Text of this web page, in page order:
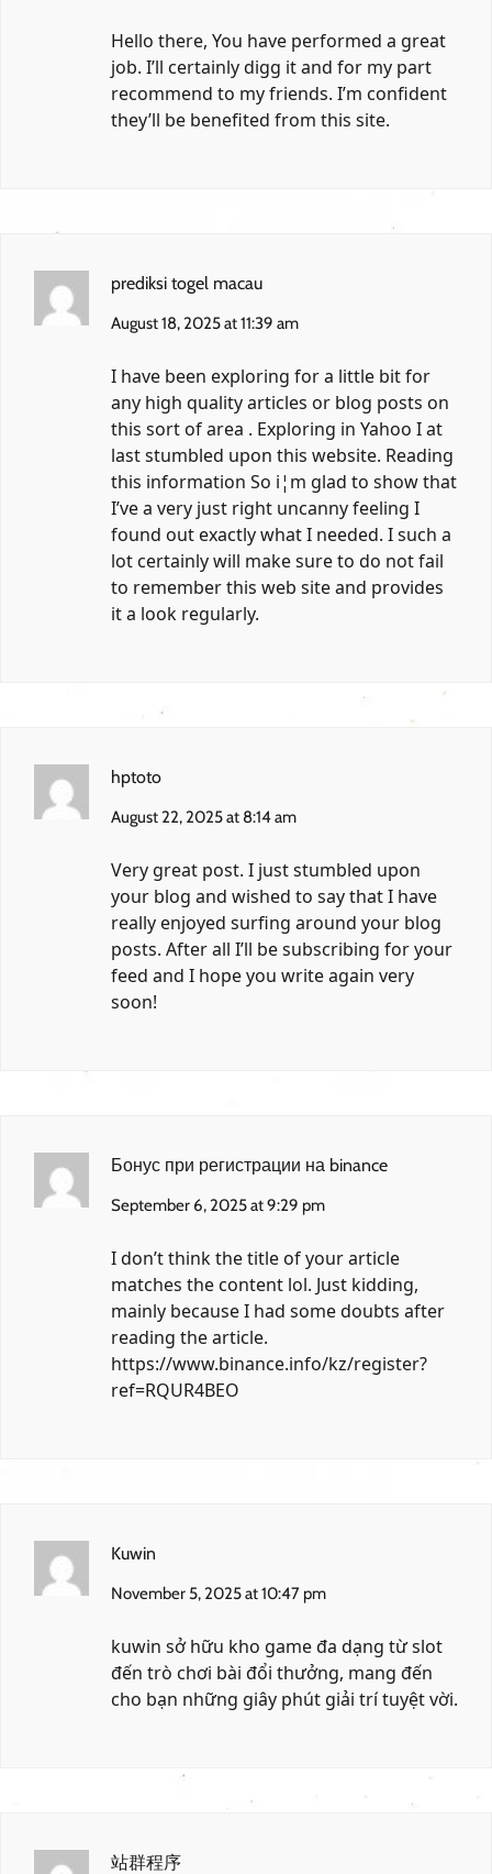
Hello there, You have performed a great
job. I’ll certainly digg it and for my part
recommend to my friends. I’m confident
they’ll be benefited from this site.
prediksi togel macau
August 18, 2025 at 11:39 am
I have been exploring for a little bit for
any high quality articles or blog posts on
this sort of area . Exploring in Yahoo I at
last stumbled upon this website. Reading
this information So i¦m glad to show that
I’ve a very just right uncanny feeling I
found out exactly what I needed. I such a
lot certainly will make sure to do not fail
to remember this web site and provides
it a look regularly.
hptoto
August 22, 2025 at 8:14 am
Very great post. I just stumbled upon
your blog and wished to say that I have
really enjoyed surfing around your blog
posts. After all I’ll be subscribing for your
feed and I hope you write again very
soon!
Бонус при регистрации на binance
September 6, 2025 at 9:29 pm
I don’t think the title of your article
matches the content lol. Just kidding,
mainly because I had some doubts after
reading the article.
https://www.binance.info/kz/register?
ref=RQUR4BEO
Kuwin
November 5, 2025 at 10:47 pm
kuwin sở hữu kho game đa dạng từ slot
đến trò chơi bài đổi thưởng, mang đến
cho bạn những giây phút giải trí tuyệt vời.
站群程序